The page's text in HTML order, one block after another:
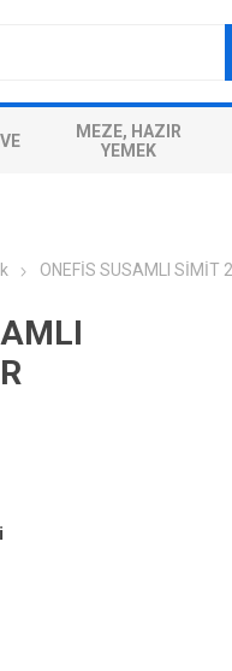
MEZE, HAZIR
YEMEK
ONEFİS SUSAMLI SİMİT